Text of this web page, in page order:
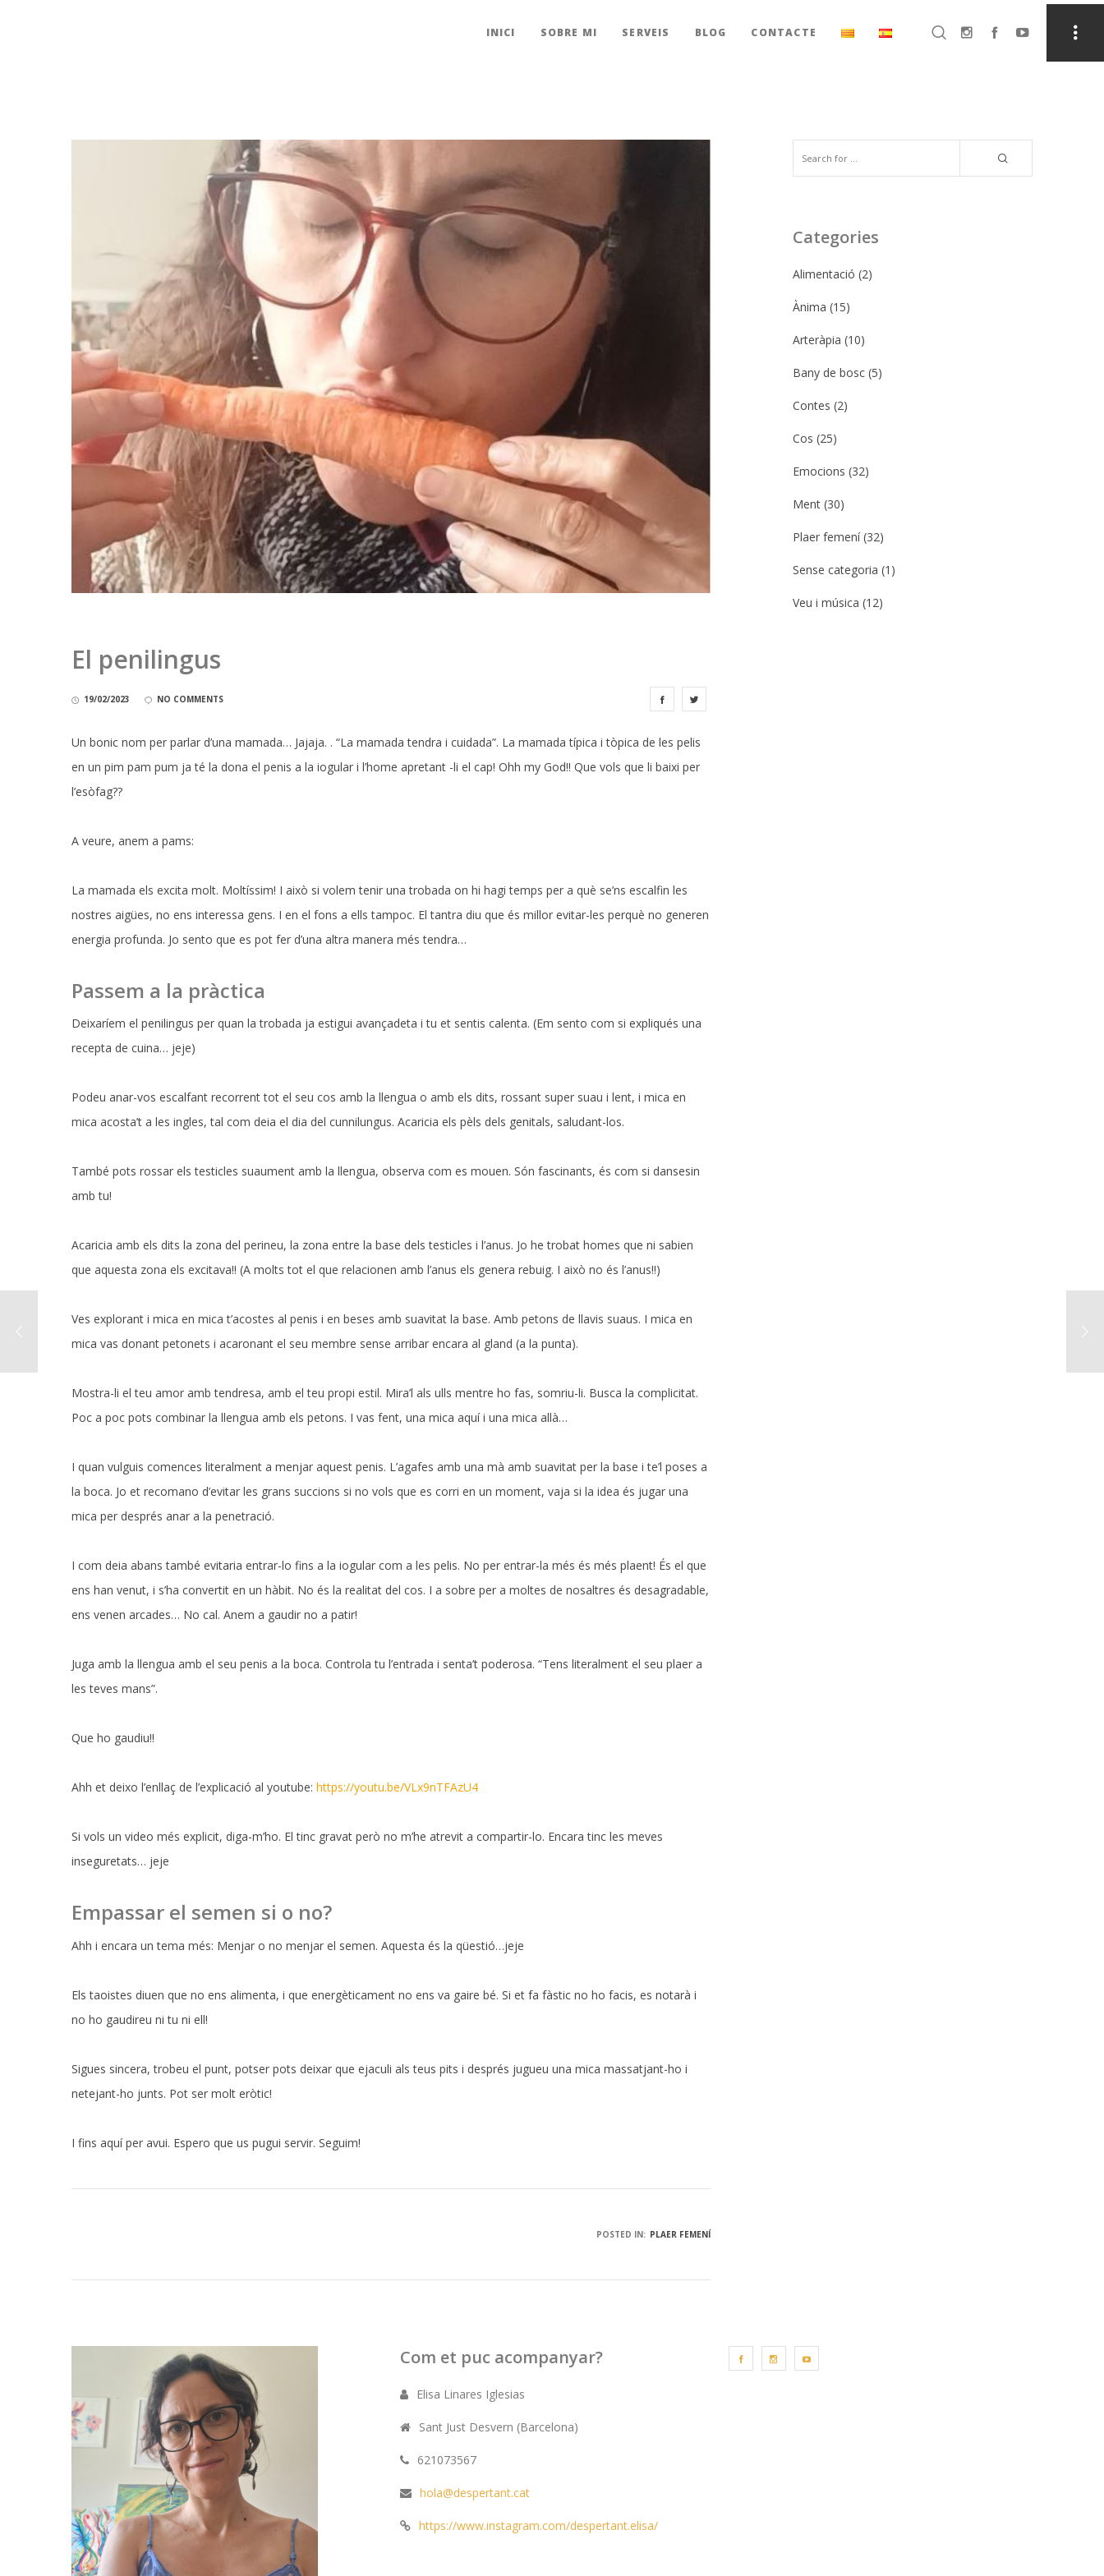
INICI SOBRE MI SERVEIS BLOG CONTACTE
El penilingus
19/02/2023 NO COMMENTS
Un bonic nom per parlar d’una mamada… Jajaja. . “La mamada tendra i cuidada”. La mamada típica i tòpica de les pelis
en un pim pam pum ja té la dona el penis a la iogular i l’home apretant -li el cap! Ohh my God!! Que vols que li baixi per
l’esòfag??
A veure, anem a pams:
La mamada els excita molt. Moltíssim! I això si volem tenir una trobada on hi hagi temps per a què se’ns escalfin les
nostres aigües, no ens interessa gens. I en el fons a ells tampoc. El tantra diu que és millor evitar-les perquè no generen
energia profunda. Jo sento que es pot fer d’una altra manera més tendra…
Passem a la pràctica
Deixaríem el penilingus per quan la trobada ja estigui avançadeta i tu et sentis calenta. (Em sento com si expliqués una
recepta de cuina… jeje)
Podeu anar-vos escalfant recorrent tot el seu cos amb la llengua o amb els dits, rossant super suau i lent, i mica en
mica acosta’t a les ingles, tal com deia el dia del cunnilungus. Acaricia els pèls dels genitals, saludant-los.
També pots rossar els testicles suaument amb la llengua, observa com es mouen. Són fascinants, és com si dansesin
amb tu!
Acaricia amb els dits la zona del perineu, la zona entre la base dels testicles i l’anus. Jo he trobat homes que ni sabien
que aquesta zona els excitava!! (A molts tot el que relacionen amb l’anus els genera rebuig. I això no és l’anus!!)
Ves explorant i mica en mica t’acostes al penis i en beses amb suavitat la base. Amb petons de llavis suaus. I mica en
mica vas donant petonets i acaronant el seu membre sense arribar encara al gland (a la punta).
Mostra-li el teu amor amb tendresa, amb el teu propi estil. Mira’l als ulls mentre ho fas, somriu-li. Busca la complicitat.
Poc a poc pots combinar la llengua amb els petons. I vas fent, una mica aquí i una mica allà…
I quan vulguis comences literalment a menjar aquest penis. L’agafes amb una mà amb suavitat per la base i te’l poses a
la boca. Jo et recomano d’evitar les grans succions si no vols que es corri en un moment, vaja si la idea és jugar una
mica per després anar a la penetració.
I com deia abans també evitaria entrar-lo fins a la iogular com a les pelis. No per entrar-la més és més plaent! És el que
ens han venut, i s’ha convertit en un hàbit. No és la realitat del cos. I a sobre per a moltes de nosaltres és desagradable,
ens venen arcades… No cal. Anem a gaudir no a patir!
Juga amb la llengua amb el seu penis a la boca. Controla tu l’entrada i senta’t poderosa. “Tens literalment el seu plaer a
les teves mans”.
Que ho gaudiu!!
Ahh et deixo l’enllaç de l’explicació al youtube: https://youtu.be/VLx9nTFAzU4
Si vols un video més explicit, diga-m’ho. El tinc gravat però no m’he atrevit a compartir-lo. Encara tinc les meves
inseguretats… jeje
Empassar el semen si o no?
Ahh i encara un tema més: Menjar o no menjar el semen. Aquesta és la qüestió…jeje
Els taoistes diuen que no ens alimenta, i que energèticament no ens va gaire bé. Si et fa fàstic no ho facis, es notarà i
no ho gaudireu ni tu ni ell!
Sigues sincera, trobeu el punt, potser pots deixar que ejaculi als teus pits i després jugueu una mica massatjant-ho i
netejant-ho junts. Pot ser molt eròtic!
I fins aquí per avui. Espero que us pugui servir. Seguim!
POSTED IN: PLAER FEMENÍ
Categories
Alimentació (2)
Ànima (15)
Arteràpia (10)
Bany de bosc(5)
Contes (2)
Cos (25)
Emocions (32)
Ment(30)
Plaer femení(32)
Sense categoria (1)
Veu i música (12)
Com et puc acompanyar?
Elisa Linares Iglesias
Sant Just Desvern (Barcelona)
621073567
hola@despertant.cat
https://www.instagram.com/despertant.elisa/